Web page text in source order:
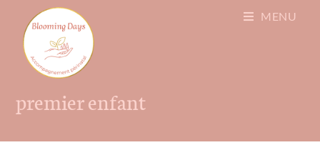
MENU
premier enfant